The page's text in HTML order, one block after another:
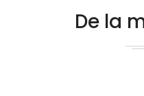
De la